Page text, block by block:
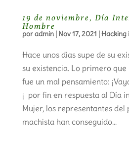
19 de noviembre, Día
Hombre
poradmin| Nov 17, 2021 |Hacking
Hace unos días supe de su
su existencia. Lo primero
fue un mal pensamiento:
¡ por fin en respuesta al Día
Mujer, los representantes
machista han conseguido...